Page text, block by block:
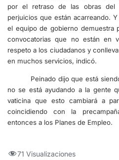
por el retraso de las obras del
perjuicios que están acarreando.
el equipo de gobierno demuestra
convocatorias que no están en
respeto a los ciudadanos y
en muchos servicios, indicó.
Peinado dijo que está
no se está ayudando a la gente
vaticina que esto cambiará a
coincidiendo con la
entonces a los Planes de Empleo.
71 Visualizaciones